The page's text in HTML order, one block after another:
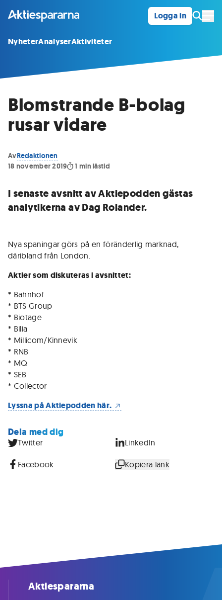
Logga in
NyheterAnalyserAktiviteter
Blomstrande B-bolag
rusar vidare
AvRedaktionen
18 november 2019
1 min lästid
I senaste avsnitt av Aktiepodden gästas
analytikerna av Dag Rolander.
Nya spaningar görs på en föränderlig marknad,
däribland från London.
Aktier som diskuteras i avsnittet:
* Bahnhof
* BTS Group
* Biotage
* Bilia
* Millicom/Kinnevik
* RNB
* MQ
* SEB
* Collector
Lyssna på Aktiepodden här.
Dela med dig
Twitter LinkedIn
Facebook Kopiera länk
Aktiespararna